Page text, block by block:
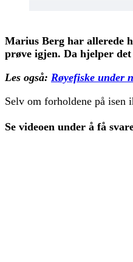
Marius Berg har allerede
prøve igjen. Da hjelper
Les også: Røyefiske under
Selv om forholdene på isen
Se videoen under å få